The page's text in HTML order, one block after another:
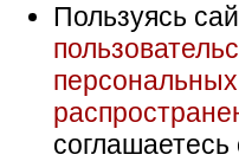
Пользуясь
соглашаетесь